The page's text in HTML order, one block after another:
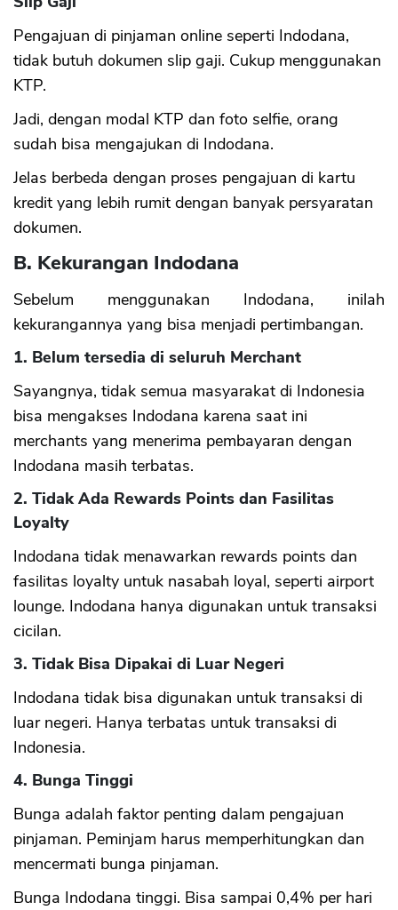
Pengajuan di pinjaman online seperti Indodana,
tidak butuh dokumen slip gaji. Cukup menggunakan
KTP.
Jadi, dengan modal KTP dan foto selfie, orang
sudah bisa mengajukan di Indodana.
Jelas berbeda dengan proses pengajuan di kartu
kredit yang lebih rumit dengan banyak persyaratan
dokumen.
B. Kekurangan Indodana
Sebelum menggunakan Indodana, inilah
kekurangannya yang bisa menjadi pertimbangan.
1. Belum tersedia di seluruh Merchant
Sayangnya, tidak semua masyarakat di Indonesia
bisa mengakses Indodana karena saat ini
merchants yang menerima pembayaran dengan
Indodana masih terbatas.
2. Tidak Ada Rewards Points dan Fasilitas
Loyalty
Indodana tidak menawarkan rewards points dan
fasilitas loyalty untuk nasabah loyal, seperti airport
lounge. Indodana hanya digunakan untuk transaksi
cicilan.
3. Tidak Bisa Dipakai di Luar Negeri
Indodana tidak bisa digunakan untuk transaksi di
luar negeri. Hanya terbatas untuk transaksi di
Indonesia.
4. Bunga Tinggi
Bunga adalah faktor penting dalam pengajuan
pinjaman. Peminjam harus memperhitungkan dan
mencermati bunga pinjaman.
Bunga Indodana tinggi. Bisa sampai 0,4% per hari